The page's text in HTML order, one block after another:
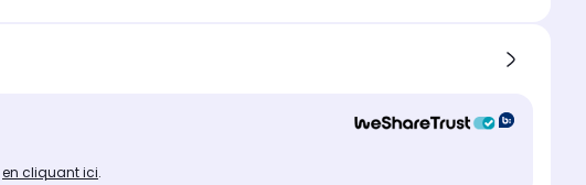
en cliquant ici.